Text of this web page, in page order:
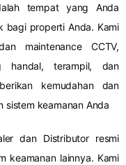
tempat yang Anda
bagi properti Anda. Kami
maintenance CCTV,
handal, terampil, dan
kemudahan dan
sistem keamanan Anda
dan Distributor resmi
keamanan lainnya. Kami